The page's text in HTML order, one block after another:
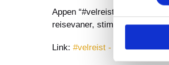
Appen “#velreist” er et
reisevaner, stimulere til lokal
Link: #velreist - Gjøvik